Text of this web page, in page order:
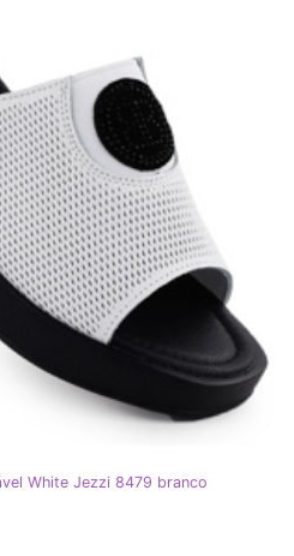
White Jezzi 8479 branco